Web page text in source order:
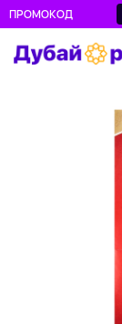
ПРОМОКОД